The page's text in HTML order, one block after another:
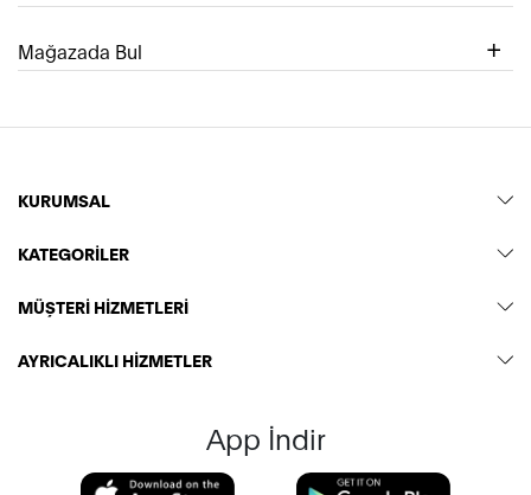
Mağazada Bul
KURUMSAL
KATEGORİLER
MÜŞTERİ HİZMETLERİ
AYRICALIKLI HİZMETLER
App İndir